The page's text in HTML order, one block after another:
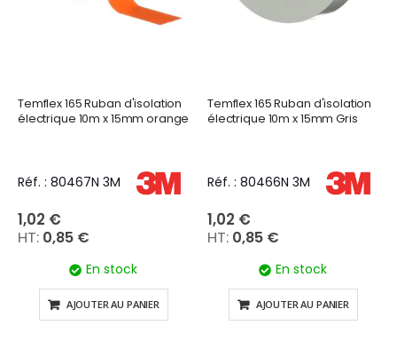
Temflex 165 Ruban d'isolation
électrique 10m x 15mm orange
Réf. : 80467N 3M
1,02 €
0,85 €
En stock
AJOUTER AU PANIER
Temflex 165 Ruban d'isolation
électrique 10m x 15mm Gris
Réf. : 80466N 3M
1,02 €
0,85 €
En stock
AJOUTER AU PANIER